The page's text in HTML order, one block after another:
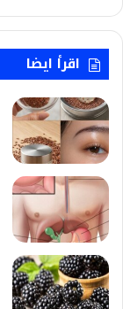
اقرأ ايضا